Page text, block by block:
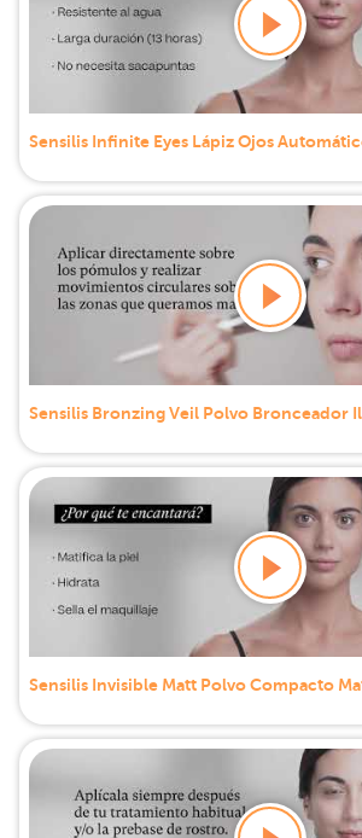
Sensilis Infinite Eyes Lápiz Ojos
Sensilis Bronzing Veil Polvo Bronceador
Sensilis Invisible Matt Polvo Compacto